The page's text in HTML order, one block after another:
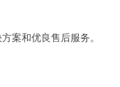
案和优良售后服务。